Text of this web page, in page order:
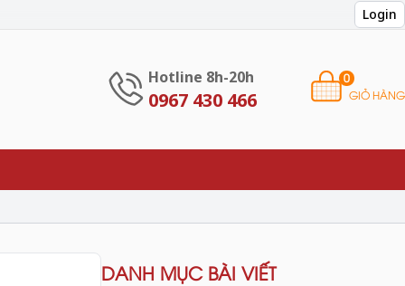
Login
Hotline 8h-20h
0967 430 466 GIỎ HÀNG
0
DANH MỤC BÀI VIẾT